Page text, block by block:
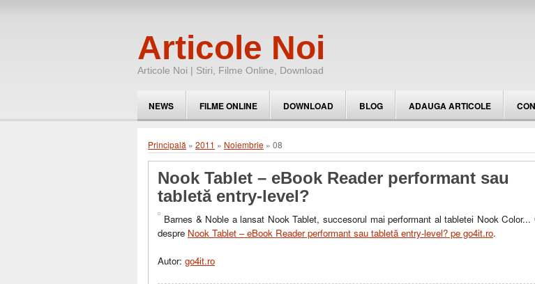
Articole Noi
Articole Noi | Stiri, Filme Online, Download
NEWS FILME ONLINE DOWNLOAD BLOG ADAUGA ARTICOLE
Principală » 2011 » Noiembrie » 08
Nook Tablet – eBook Reader performant sau
tabletă entry-level?
Barnes & Noble a lansat Nook Tablet, succesorul mai performant al tabletei Nook Color...
despre Nook Tablet – eBook Reader performant sau tabletă entry-level? pe go4it.ro.
Autor: go4it.ro